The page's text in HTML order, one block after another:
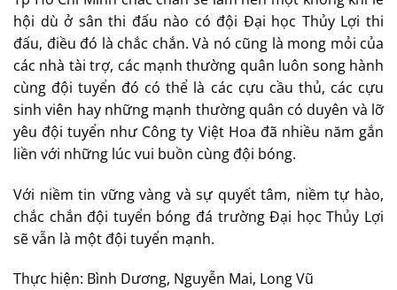
hội dù ở sân thi đấu nào có đội Đại học Thủy Lợi thi
đấu, điều đó là chắc chắn. Và nó cũng là mong mỏi của
các nhà tài trợ, các mạnh thường quân luôn song hành
cùng đội tuyển đó có thể là các cựu cầu thủ, các cựu
sinh viên hay những mạnh thường quân có duyên và lỡ
yêu đội tuyển như Công ty Việt Hoa đã nhiều năm gắn
liền với những lúc vui buồn cùng đội bóng.
Với niềm tin vững vàng và sự quyết tâm, niềm tự hào,
chắc chắn đội tuyển bóng đá trường Đại học Thủy Lợi
sẽ vẫn là một đội tuyển mạnh.
Thực hiện: Bình Dương, Nguyễn Mai, Long Vũ